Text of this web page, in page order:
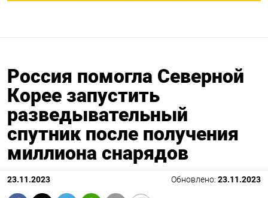
Россия помогла Северной
Корее запустить
разведывательный
спутник после получения
миллиона снарядов
23.11.2023 Обновлено: 23.11.2023